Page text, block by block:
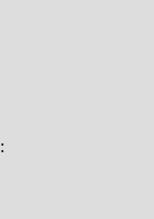
: